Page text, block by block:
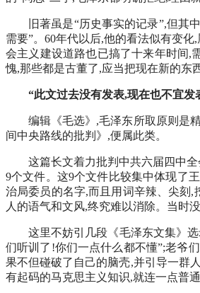
旧著虽是“历史事实的记录”,但
需要”。60年代以后,他的看法似有变
会主义建设道路也已搞了十来年时间,
愧,那些都是古董了,应当把现在新的东
“此文过去没有发表,现在也不宜发
编辑《毛选》,毛泽东所取原则是
间中央路线的批判》,便属此类。
这篇长文着力批判中共六届四中
9个文件。这9个文件比较集中体现了
治局委员的名字,而且用词辛辣、尖刻
人的语气和文风,终究难以消除。当时
这里不妨引几段《毛泽东文集》
们听训了!你们一点什么都不懂”;老爷
果不但碰破了自己的脑壳,并引导一群
有起码的马克思主义知识,就连一点普